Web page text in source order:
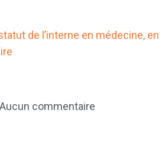
de l’interne en médecine, en
Aucun commentaire